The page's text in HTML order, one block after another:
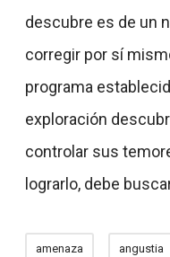
descubre es de un
corregir por sí
programa
exploración
controlar sus
lograrlo, debe
amenaza angustia